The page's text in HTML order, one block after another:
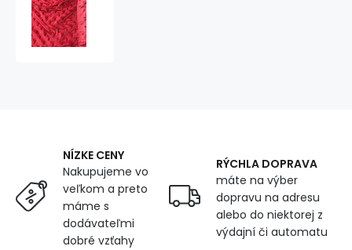
NÍZKE CENY
Nakupujeme vo
veľkom a preto
máme s
dodávateľmi
dobré vzťahy
RÝCHLA DOPRAVA
máte na výber
dopravu na adresu
alebo do niektorej z
výdajní či automatu